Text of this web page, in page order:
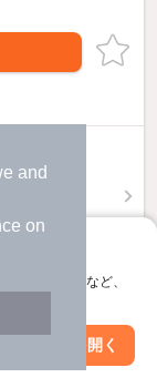
and
on
し
に入り保存など、
アプリを開く
り込み条件を変更